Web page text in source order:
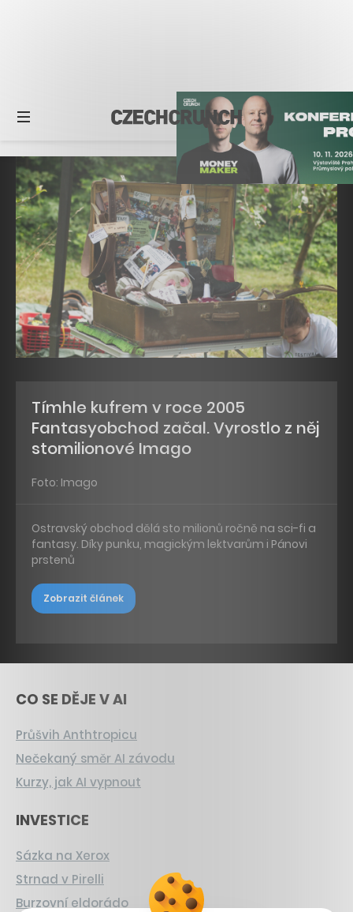
Tímhle kufrem v roce 2005
Fantasyobchod začal. Vyrostlo z něj
stomilionové Imago
Foto: Imago
Ostravský obchod dělá sto milionů ročně na sci-fi a
fantasy. Díky punku, magickým lektvarům i Pánovi
prstenů
Zobrazit článek
CO SE DĚJE V AI
Průšvih Anthtropicu
Nečekaný směr AI závodu
Kurzy, jak AI vypnout
INVESTICE
Sázka na Xerox
Strnad v Pirelli
Burzovní eldorádo